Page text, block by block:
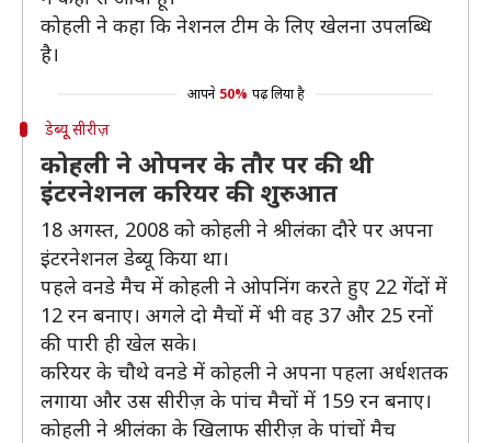
कोहली ने कहा कि नेशनल टीम के लिए खेलना उपलब्धि
है।
आपने 50% पढ़ लिया है
डेब्यूू सीरीज़
कोहली ने ओपनर के तौर पर की थी
इंटरनेशनल करियर की शुरुआत
18 अगस्त, 2008 को कोहली ने श्रीलंका दौरे पर अपना
इंटरनेशनल डेब्यू किया था।
पहले वनडे मैच में कोहली ने ओपनिंग करते हुए 22 गेंदों में
12 रन बनाए। अगले दो मैचों में भी वह 37 और 25 रनों
की पारी ही खेल सके।
करियर के चौथे वनडे में कोहली ने अपना पहला अर्धशतक
लगाया और उस सीरीज़ के पांच मैचों में 159 रन बनाए।
कोहली ने श्रीलंका के खिलाफ सीरीज़ के पांचों मैच